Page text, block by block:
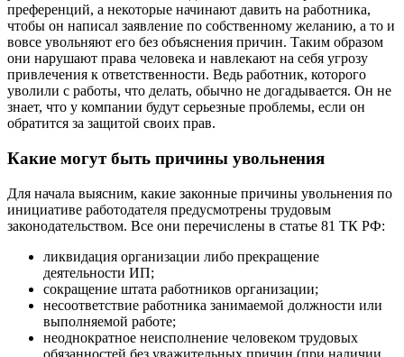
преференций, а некоторые начинают давить на работника,
чтобы он написал заявление по собственному желанию, а то и
вовсе увольняют его без объяснения причин. Таким образом
они нарушают права человека и навлекают на себя угрозу
привлечения к ответственности. Ведь работник, которого
уволили с работы, что делать, обычно не догадывается. Он не
знает, что у компании будут серьезные проблемы, если он
обратится за защитой своих прав.
Какие могут быть причины увольнения
Для начала выясним, какие законные причины увольнения по
инициативе работодателя предусмотрены трудовым
законодательством. Все они перечислены в статье 81 ТК РФ:
ликвидация организации либо прекращение
деятельности ИП;
сокращение штата работников организации;
несоответствие работника занимаемой должности или
выполняемой работе;
неоднократное неисполнение человеком трудовых
обязанностей без уважительных причин (при наличии